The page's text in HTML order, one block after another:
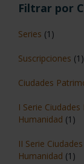
Filtrar por
Series (1)
Suscripciones (1)
Ciudades
I Serie Ciudades
Humanidad (1)
II Serie
Humanidad (1)